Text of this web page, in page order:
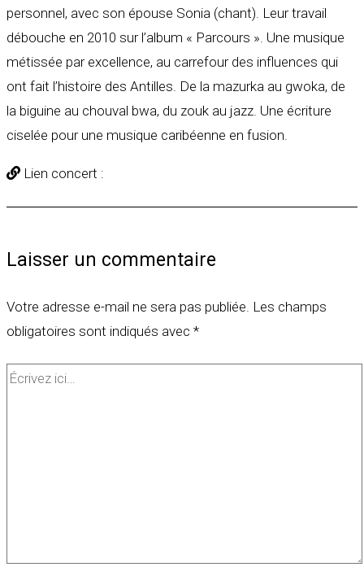
personnel, avec son épouse Sonia (chant). Leur travail
débouche en 2010 sur l’album « Parcours ». Une musique
métissée par excellence, au carrefour des influences qui
ont fait l’histoire des Antilles. De la mazurka au gwoka, de
la biguine au chouval bwa, du zouk au jazz. Une écriture
ciselée pour une musique caribéenne en fusion.
Lien concert :
Laisser un commentaire
Votre adresse e-mail ne sera pas publiée. Les champs
obligatoires sont indiqués avec *
Écrivez